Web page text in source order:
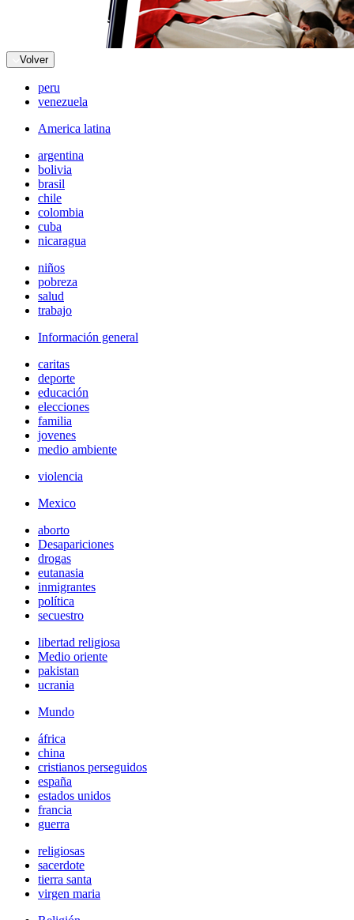
Volver
peru
venezuela
America latina
argentina
bolivia
brasil
chile
colombia
cuba
nicaragua
niños
pobreza
salud
trabajo
Información general
caritas
deporte
educación
elecciones
familia
jovenes
medio ambiente
violencia
Mexico
aborto
Desapariciones
drogas
eutanasia
inmigrantes
política
secuestro
libertad religiosa
Medio oriente
pakistan
ucrania
Mundo
áfrica
china
cristianos perseguidos
españa
estados unidos
francia
guerra
religiosas
sacerdote
tierra santa
virgen maria